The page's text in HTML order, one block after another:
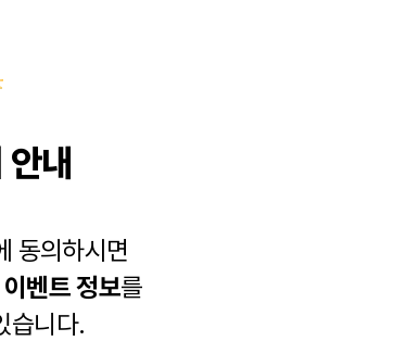
내
동의하시면
이벤트 정보를
습니다.